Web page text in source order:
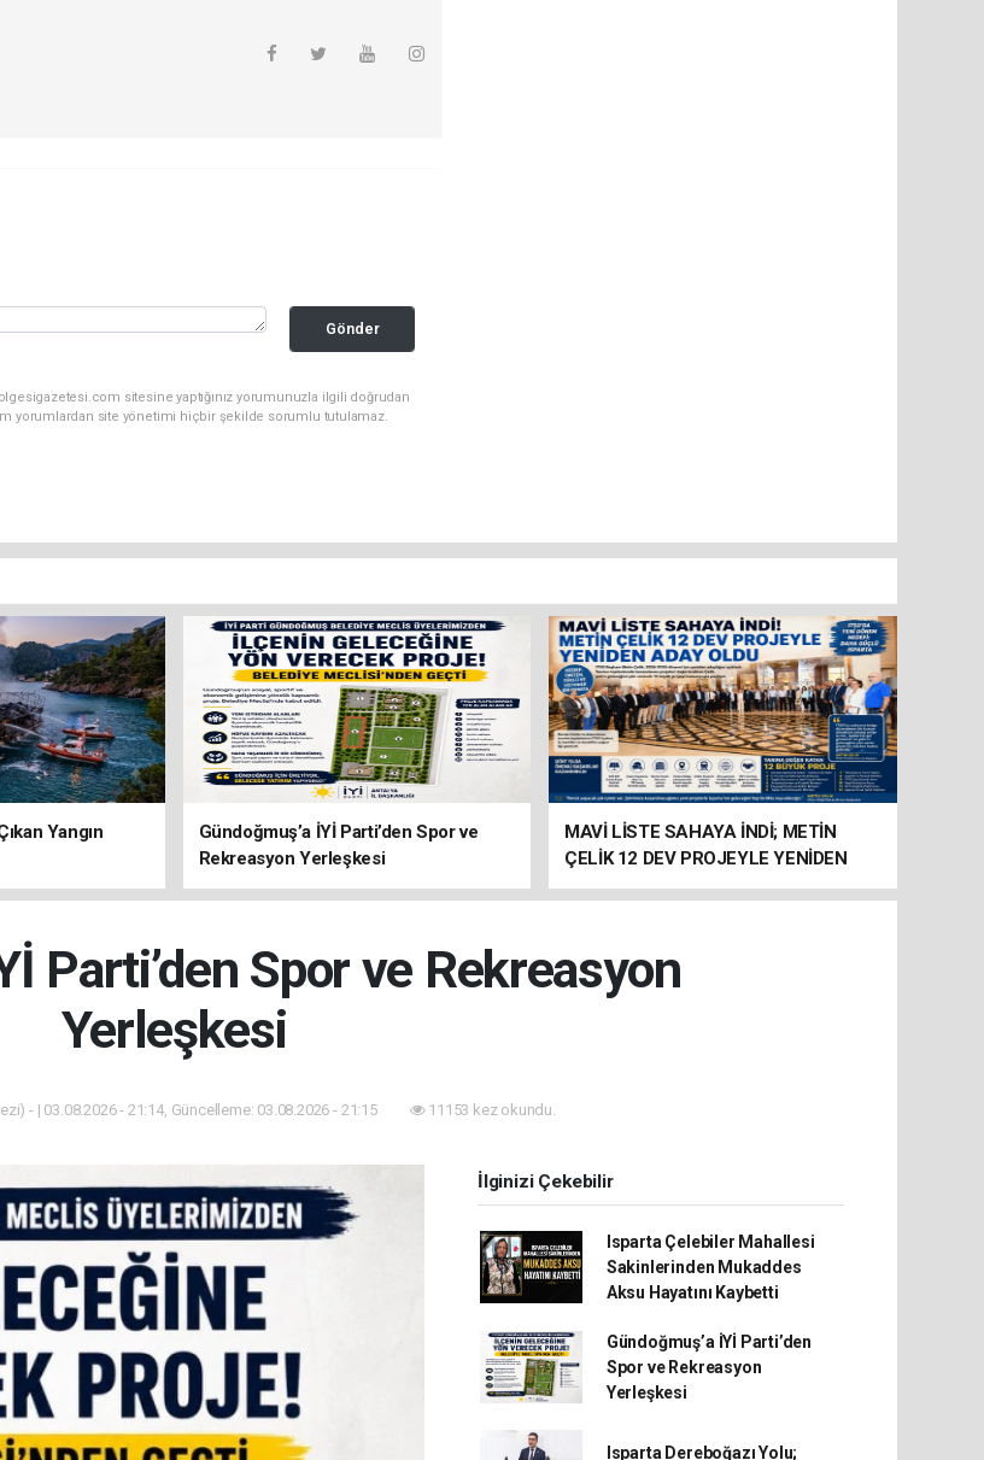
Gönder
sitesine yaptığınız yorumunuzla ilgili doğrudan
yorumlardan site yönetimi hiçbir şekilde sorumlu tutulamaz.
Yangın
Gündoğmuş’a İYİ Parti’den Spor ve
Rekreasyon Yerleşkesi
MAVİ LİSTE SAHAYA İNDİ; METİN
ÇELİK 12 DEV PROJEYLE YENİDEN
ADAY
Parti’den Spor ve Rekreasyon
Yerleşkesi
- | 03.08.2026 - 21:14, Güncelleme: 03.08.2026 - 21:15 11153 kez okundu.
İlginizi Çekebilir
Isparta Çelebiler Mahallesi
Sakinlerinden Mukaddes
Aksu Hayatını Kaybetti
Gündoğmuş’a İYİ Parti’den
Spor ve Rekreasyon
Yerleşkesi
Isparta Dereboğazı Yolu;